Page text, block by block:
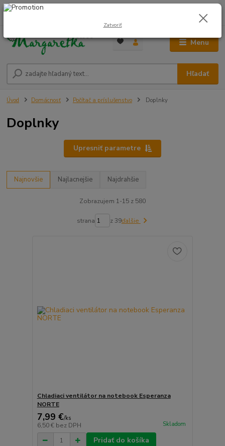
Menu
Hľadať
0948 236 042
0,00 €
Úvod Domácnosť Počítač a príslušenstvo Doplnky
Doplnky
Upresniť parametre
Najnovšie Najlacnejšie Najdrahšie
Zobrazujem 1-15 z 580
strana z 39ďalšie
Chladiaci ventilátor na notebook Esperanza
NORTE
7,99 €/ks
6,50 € bez DPH Skladom
Pridať do košíka
Zatvoriť